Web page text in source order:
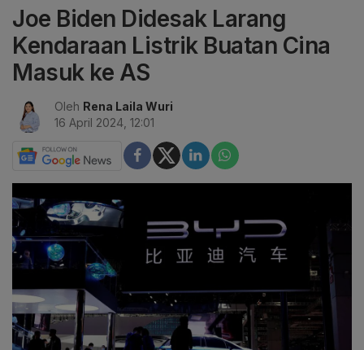
Joe Biden Didesak Larang
Kendaraan Listrik Buatan Cina
Masuk ke AS
Oleh Rena Laila Wuri
16 April 2024, 12:01